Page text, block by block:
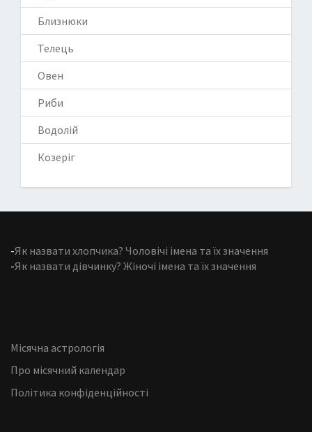
Близнюки
Телець
Овен
Риби
Водолій
Козеріг
-Як назвати хлопчика? Чоловічі імена та їх значення
-Як назвати дівчинку? Жіночі імена та їх значення
Місячна астрологія
Про місячний календар
Політика конфіденційності